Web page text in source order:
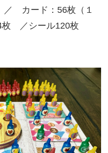
カード：56枚（１
枚 ／シール120枚